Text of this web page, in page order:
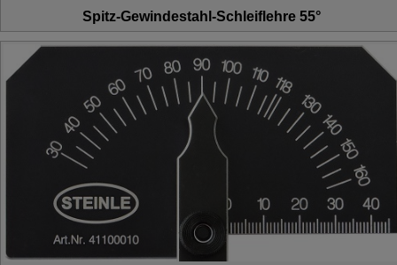
Spitz-Gewindestahl-Schleiflehre 55°